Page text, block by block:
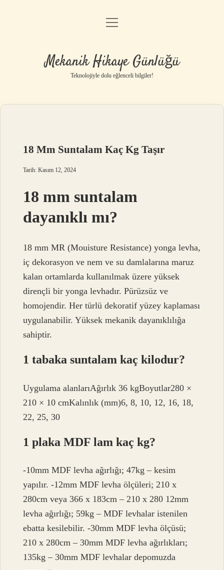
Anasayfa
Yasal Uyarı
menüyü
Mekanik Hikaye Günlüğü
Teknolojiyle dolu eğlenceli bilgiler!
18 Mm Suntalam Kaç Kg Taşır
Tarih: Kasım 12, 2024
18 mm suntalam
dayanıklı mı?
18 mm MR (Mouisture Resistance) yonga levha,
iç dekorasyon ve nem ve su damlalarına maruz
kalan ortamlarda kullanılmak üzere yüksek
dirençli bir yonga levhadır. Pürüzsüz ve
homojendir. Her türlü dekoratif yüzey kaplaması
uygulanabilir. Yüksek mekanik dayanıklılığa
sahiptir.
1 tabaka suntalam kaç kilodur?
Uygulama alanlarıAğırlık 36 kgBoyutlar280 ×
210 × 10 cmKalınlık (mm)6, 8, 10, 12, 16, 18,
22, 25, 30
1 plaka MDF lam kaç kg?
-10mm MDF levha ağırlığı; 47kg – kesim
yapılır. -12mm MDF levha ölçüleri; 210 x
280cm veya 366 x 183cm – 210 x 280 12mm
levha ağırlığı; 59kg – MDF levhalar istenilen
ebatta kesilebilir. -30mm MDF levha ölçüsü;
210 x 280cm – 30mm MDF levha ağırlıkları;
135kg – 30mm MDF levhalar depomuzda